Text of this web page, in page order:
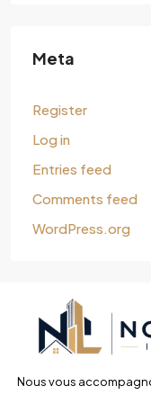
Meta
Register
Log in
Entries feed
Comments feed
WordPress.org
Nous vous